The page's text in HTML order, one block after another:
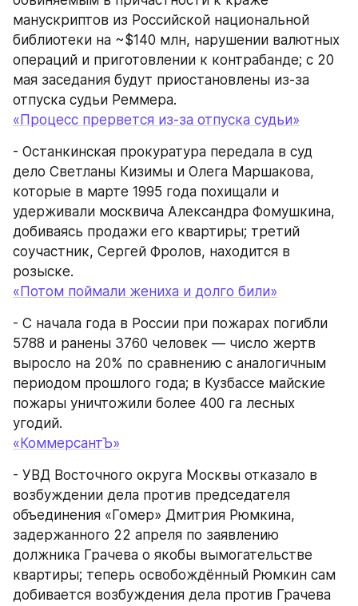
манускриптов из Российской национальной
библиотеки на ~$140 млн, нарушении валютных
операций и приготовлении к контрабанде; с 20
мая заседания будут приостановлены из-за
отпуска судьи Реммера.
«Процесс прервется из-за отпуска судьи»
- Останкинская прокуратура передала в суд
дело Светланы Кизимы и Олега Маршакова,
которые в марте 1995 года похищали и
удерживали москвича Александра Фомушкина,
добиваясь продажи его квартиры; третий
соучастник, Сергей Фролов, находится в
розыске.
«Потом поймали жениха и долго били»
- С начала года в России при пожарах погибли
5788 и ранены 3760 человек — число жертв
выросло на 20% по сравнению с аналогичным
периодом прошлого года; в Кузбассе майские
пожары уничтожили более 400 га лесных
угодий.
«КоммерсантЪ»
- УВД Восточного округа Москвы отказало в
возбуждении дела против председателя
объединения «Гомер» Дмитрия Рюмкина,
задержанного 22 апреля по заявлению
должника Грачева о якобы вымогательстве
квартиры; теперь освобождённый Рюмкин сам
добивается возбуждения дела против Грачева